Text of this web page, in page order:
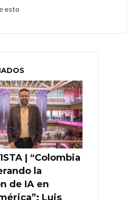
esto
| “Colombia
la
de IA en
Luis